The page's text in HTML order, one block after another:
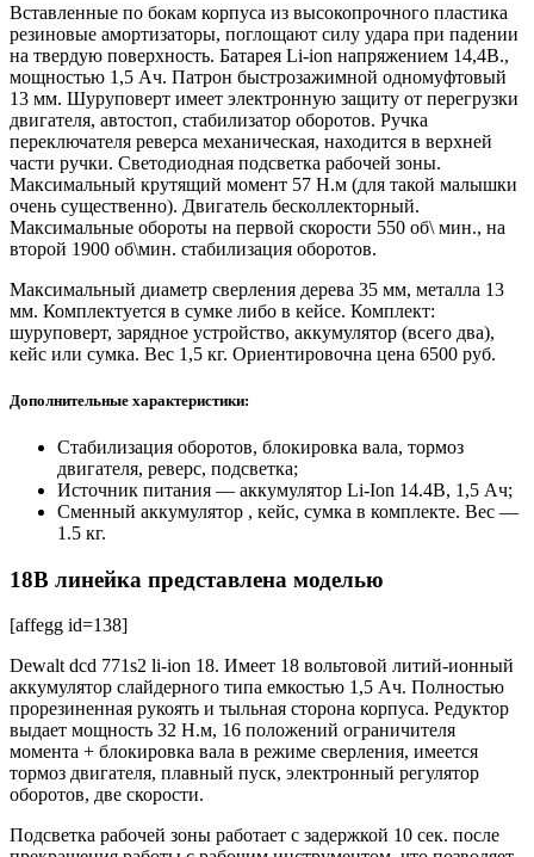
Вставленные по бокам корпуса из высокопрочного пластика
резиновые амортизаторы, поглощают силу удара при падении
на твердую поверхность. Батарея Li-ion напряжением 14,4В.,
мощностью 1,5 Ач. Патрон быстрозажимной одномуфтовый
13 мм. Шуруповерт имеет электронную защиту от перегрузки
двигателя, автостоп, стабилизатор оборотов. Ручка
переключателя реверса механическая, находится в верхней
части ручки. Светодиодная подсветка рабочей зоны.
Максимальный крутящий момент 57 Н.м (для такой малышки
очень существенно). Двигатель бесколлекторный.
Максимальные обороты на первой скорости 550 об\ мин., на
второй 1900 об\мин. стабилизация оборотов.
Максимальный диаметр сверления дерева 35 мм, металла 13
мм. Комплектуется в сумке либо в кейсе. Комплект:
шуруповерт, зарядное устройство, аккумулятор (всего два),
кейс или сумка. Вес 1,5 кг. Ориентировочна цена 6500 руб.
Дополнительные характеристики:
Стабилизация оборотов, блокировка вала, тормоз
двигателя, реверс, подсветка;
Источник питания — аккумулятор Li-Ion 14.4В, 1,5 Ач;
Сменный аккумулятор , кейс, сумка в комплекте. Вес —
1.5 кг.
18В линейка представлена моделью
[affegg id=138]
Dewalt dcd 771s2 li-ion 18. Имеет 18 вольтовой литий-ионный
аккумулятор слайдерного типа емкостью 1,5 Ач. Полностью
прорезиненная рукоять и тыльная сторона корпуса. Редуктор
выдает мощность 32 Н.м, 16 положений ограничителя
момента + блокировка вала в режиме сверления, имеется
тормоз двигателя, плавный пуск, электронный регулятор
оборотов, две скорости.
Подсветка рабочей зоны работает с задержкой 10 сек. после